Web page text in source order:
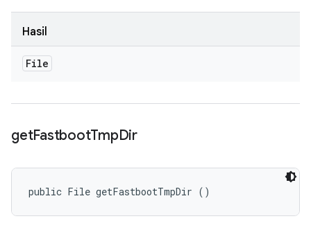
Hasil
File
getFastbootTmpDir
public File getFastbootTmpDir ()